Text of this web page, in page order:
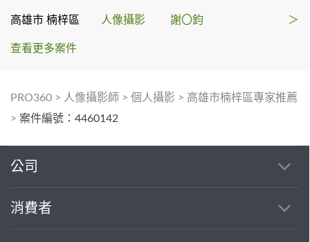
高雄市 楠梓區 人像攝影 謝〇鈞 ＞
查看更多案件
PRO360 > 人像攝影師 > 個人攝影 > 高雄市楠梓區專家推薦
> 案件編號：4460142
公司
消費者